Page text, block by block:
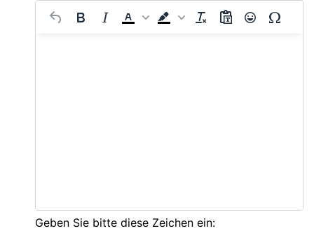
Geben Sie bitte diese Zeichen ein: